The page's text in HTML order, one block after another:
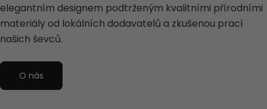
elegantním designem podtrženým kvalitními přírodními
materiály od lokálních dodavatelů a zkušenou prací
našich ševců.
O nás